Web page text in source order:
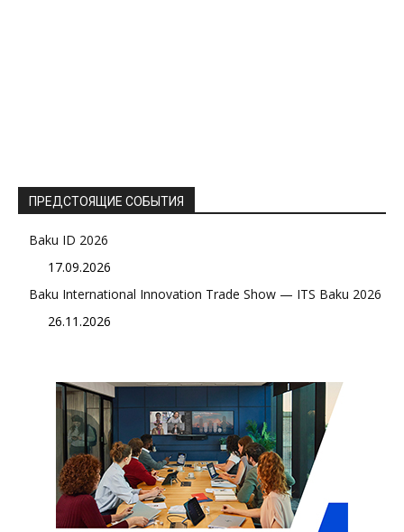
ПРЕДСТОЯЩИЕ СОБЫТИЯ
Baku ID 2026
17.09.2026
Baku International Innovation Trade Show — ITS Baku 2026
26.11.2026